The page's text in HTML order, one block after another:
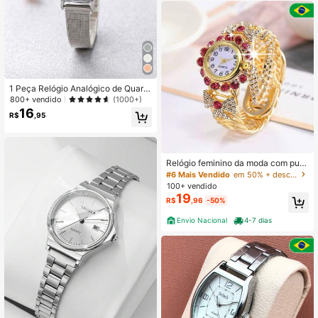
1 Peça Relógio Analógico de Quartz
o com Pulseira Prateada Simples de
Malha para Mulheres, Adequado pa
ra Uso Diário e Presentes
800+ vendido (1000+)
R$16 ,95
Relógio feminino da moda com puls
eira de quartzo digital de diamante,
acessórios para relógio e luxuoso, p
resente
#6 Mais Vendido
em 50% + desconto Relógios de quartzo feminino
100+ vendido
R$19,96 -50%
Envio Nacional 4-7 dias